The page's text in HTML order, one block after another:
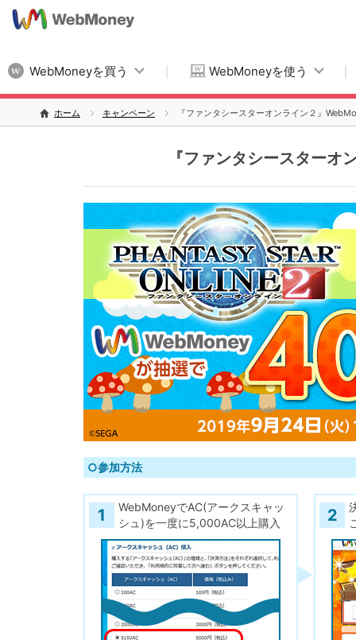
WebMoneyを買う WebMoneyを使う
ホーム キャンペーン 『ファンタシースターオンライン２』
『ファンタシースター
○参加方法
1
WebMoneyでAC(アークスキャッ
シュ)を一度に5,000AC以上購入
2